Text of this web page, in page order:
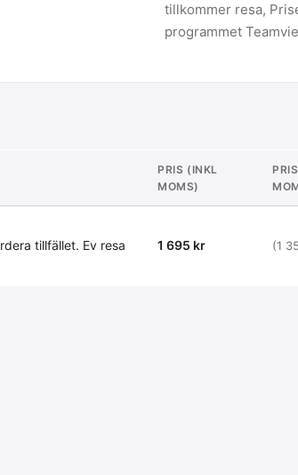
tillkommer resa,
programmet
PRIS (INKL
MOMS)
tillfället. Ev resa
1 695 kr (1